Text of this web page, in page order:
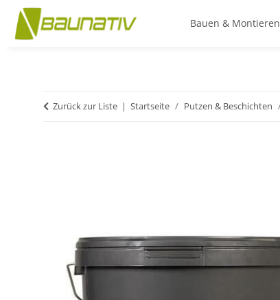
Bauen & Montieren
Zurück zur Liste Startseite Putzen & Beschichten